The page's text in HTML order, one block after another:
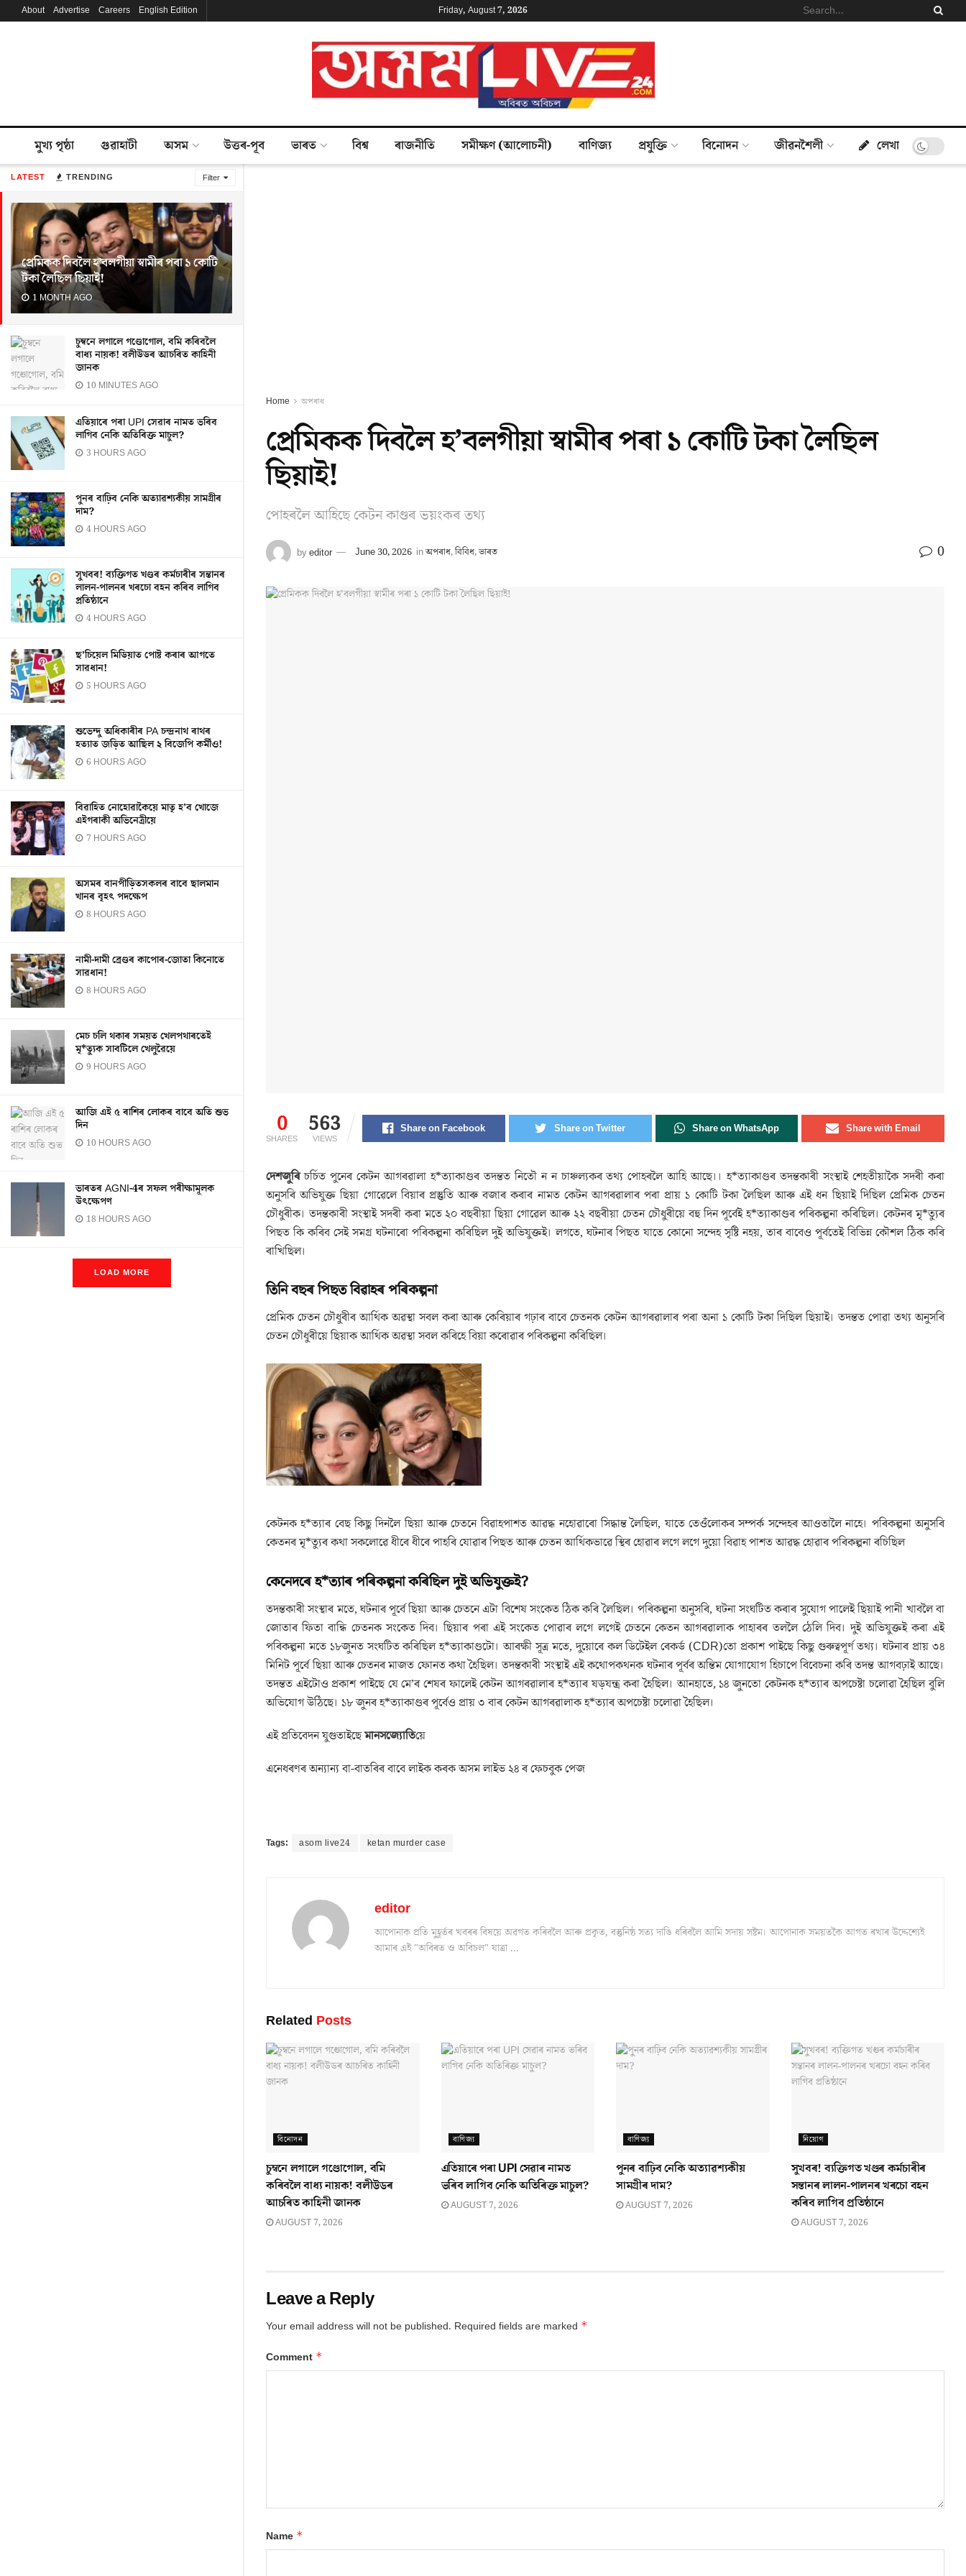
LATEST TRENDING Filter
প্ৰেমিকক দিবলৈ হ’বলগীয়া স্বামীৰ পৰা ১ কোটি
টকা লৈছিল ছিয়াই!
1 MONTH AGO
চুম্বনে লগালে গণ্ডোগোল, বমি কৰিবলৈ
বাধ্য নায়ক! বলীউডৰ আচৰিত কাহিনী
জানক
10 MINUTES AGO
এতিয়াৰে পৰা UPI সেৱাৰ নামত ভৰিব
লাগিব নেকি অতিৰিক্ত মাচুল?
3 HOURS AGO
পুনৰ বাঢ়িব নেকি অত্যাৱশ্যকীয় সামগ্ৰীৰ
দাম?
4 HOURS AGO
সুখবৰ! ব্যক্তিগত খণ্ডৰ কৰ্মচাৰীৰ সন্তানৰ
লালন-পালনৰ খৰচো বহন কৰিব লাগিব
প্ৰতিষ্ঠানে
4 HOURS AGO
ছ’চিয়েল মিডিয়াত পোষ্ট কৰাৰ আগতে
সাৱধান!
5 HOURS AGO
শুভেন্দু অধিকাৰীৰ PA চন্দ্ৰনাথ ৰাথৰ
হত্যাত জড়িত আছিল ২ বিজেপি কৰ্মীও!
6 HOURS AGO
বিৱাহিত নোহোৱাকৈয়ে মাতৃ হ’ব খোজে
এইগৰাকী অভিনেত্ৰীয়ে
7 HOURS AGO
অসমৰ বানপীড়িতসকলৰ বাবে ছালমান
খানৰ বৃহৎ পদক্ষেপ
8 HOURS AGO
নামী-দামী ব্ৰেণ্ডৰ কাপোৰ-জোতা কিনোতে
সাৱধান!
8 HOURS AGO
মেচ চলি থকাৰ সময়ত খেলপথাৰতেই
মৃ*ত্যুক সাবটিলে খেলুৱৈয়ে
9 HOURS AGO
আজি এই ৫ ৰাশিৰ লোকৰ বাবে অতি শুভ
দিন
10 HOURS AGO
ভাৰতৰ AGNI-4ৰ সফল পৰীক্ষামূলক
উৎক্ষেপণ
18 HOURS AGO
LOAD MORE
About Advertise Careers English Edition Friday, August 7, 2026
মুখ্য পৃষ্ঠা গুৱাহাটী অসম উত্তৰ-পূব ভাৰত বিশ্ব ৰাজনীতি সমীক্ষণ (আলোচনী) বাণিজ্য প্ৰযুক্তি বিনোদন জীৱনশৈলী লেখা
Home অপৰাধ
প্ৰেমিকক দিবলৈ হ’বলগীয়া স্বামীৰ পৰা ১ কোটি টকা লৈছিল
ছিয়াই!
পোহৰলৈ আহিছে কেটন কাণ্ডৰ ভয়ংকৰ তথ্য
byeditor June 30, 2026 inঅপৰাধ,বিবিধ,ভাৰত 0
0
SHARES
563
VIEWS
Share on Facebook Share on Twitter Share on WhatsApp Share with Email
দেশজুৰিচৰ্চিত পুনেৰ কেটন আগৰৱালা হ*ত্যাকাণ্ডৰ তদন্তত নিতৌ ন ন চাঞ্চল্যকৰ তথ্য পোহৰলৈ আহি আছে।। হ*ত্যাকাণ্ডৰ তদন্তকাৰী সংস্থাই শেহতীয়াকৈ সদৰী কৰা
অনুসৰি অভিযুক্ত ছিয়া গোৱেলে বিয়াৰ প্ৰস্তুতি আৰু বজাৰ কৰাৰ নামত কেটন আগৰৱালাৰ পৰা প্ৰায় ১ কোটি টকা লৈছিল আৰু এই ধন ছিয়াই দিছিল প্ৰেমিক চেতন
চৌধুৰীক। তদন্তকাৰী সংস্থাই সদৰী কৰা মতে ২০ বছৰীয়া ছিয়া গোৱেল আৰু ২২ বছৰীয়া চেতন চৌধুৰীয়ে বহু দিন পূৰ্বেই হ*ত্যাকাণ্ডৰ পৰিকল্পনা কৰিছিল। কেটনৰ মৃ*ত্যুৰ
পিছত কি কৰিব সেই সমগ্ৰ ঘটনাৰো পৰিকল্পনা কৰিছিল দুই অভিযুক্তই। লগতে, ঘটনাৰ পিছত যাতে কোনো সন্দেহ সৃষ্টি নহয়, তাৰ বাবেও পূৰ্বতেই বিভিন্ন কৌশল ঠিক কৰি
ৰাখিছিল।
তিনি বছৰ পিছত বিৱাহৰ পৰিকল্পনা
প্ৰেমিক চেতন চৌধুৰীৰ আৰ্থিক অৱস্থা সবল কৰা আৰু কেৰিয়াৰ গঢ়াৰ বাবে চেতনক কেটন আগৰৱালাৰ পৰা অনা ১ কোটি টকা দিছিল ছিয়াই। তদন্তত পোৱা তথ্য অনুসৰি
চেতন চৌধুৰীয়ে ছিয়াক আৰ্থিক অৱস্থা সবল কৰিহে বিয়া কৰোৱাৰ পৰিকল্পনা কৰিছিল।
কেটনক হ*ত্যাৰ বেছ কিছু দিনলৈ ছিয়া আৰু চেতনে বিৱাহপাশত আৱদ্ধ নহোৱাৰো সিদ্ধান্ত লৈছিল, যাতে তেওঁলোকৰ সম্পৰ্ক সন্দেহৰ আওতালৈ নাহে। পৰিকল্পনা অনুসৰি
কেতনৰ মৃ*ত্যুৰ কথা সকলোৱে ধীৰে ধীৰে পাহৰি যোৱাৰ পিছত আৰু চেতন আৰ্থিকভাৱে স্থিৰ হোৱাৰ লগে লগে দুয়ো বিৱাহ পাশত আৱদ্ধ হোৱাৰ পৰিকল্পনা ৰচিছিল
কেনেদৰে হ*ত্যাৰ পৰিকল্পনা কৰিছিল দুই অভিযুক্তই?
তদন্তকাৰী সংস্থাৰ মতে, ঘটনাৰ পূৰ্বে ছিয়া আৰু চেতনে এটা বিশেষ সংকেত ঠিক কৰি লৈছিল। পৰিকল্পনা অনুসৰি, ঘটনা সংঘটিত কৰাৰ সুযোগ পালেই ছিয়াই পানী খাবলৈ বা
জোতাৰ ফিতা বান্ধি চেতনক সংকেত দিব। ছিয়াৰ পৰা এই সংকেত পোৱাৰ লগে লগেই চেতনে কেতন আগৰৱালাক পাহাৰৰ তললৈ ঠেলি দিব। দুই অভিযুক্তই কৰা এই
পৰিকল্পনা মতে ১৮জুনত সংঘটিত কৰিছিল হ*ত্যাকাণ্ডটো। আৰক্ষী সূত্ৰ মতে, দুয়োৰে কল ডিটেইল ৰেকৰ্ড (CDR)তো প্ৰকাশ পাইছে কিছু গুৰুত্বপূৰ্ণ তথ্য। ঘটনাৰ প্ৰায় ৩৪
মিনিট পূৰ্বে ছিয়া আৰু চেতনৰ মাজত ফোনত কথা হৈছিল। তদন্তকাৰী সংস্থাই এই কথোপকথনক ঘটনাৰ পূৰ্বৰ অন্তিম যোগাযোগ হিচাপে বিবেচনা কৰি তদন্ত আগবঢ়াই আছে।
তদন্তত এইটোও প্ৰকাশ পাইছে যে মে’ৰ শেষৰ ফালেই কেটন আগৰৱালাৰ হ*ত্যাৰ ষড়যন্ত্ৰ কৰা হৈছিল। আনহাতে, ১৪ জুনতো কেটনক হ*ত্যাৰ অপচেষ্টা চলোৱা হৈছিল বুলি
অভিযোগ উঠিছে। ১৮ জুনৰ হ*ত্যাকাণ্ডৰ পূৰ্বেও প্ৰায় ৩ বাৰ কেটন আগৰৱালাক হ*ত্যাৰ অপচেষ্টা চলোৱা হৈছিল।
এই প্ৰতিবেদন যুগুতাইছেমানসজ্যোতিয়ে
এনেধৰণৰ অন্যান্য বা-বাতৰিৰ বাবে লাইক কৰক অসম লাইভ ২৪ ৰ ফেচবুক পেজ
Tags: asom live24 ketan murder case
editor
আপোনাক প্ৰতি মুহূৰ্তৰ খবৰৰ বিষয়ে অৱগত কৰিবলৈ আৰু প্ৰকৃত, বস্তুনিষ্ঠ সত্য দাঙি ধৰিবলৈ আমি সদায় সষ্টম। আপোনাক সময়তকৈ আগত ৰখাৰ উদ্দেশ্যেই
আমাৰ এই "অবিৰত ও অবিচল" যাত্ৰা ...
Related Posts
বিনোদন
চুম্বনে লগালে গণ্ডোগোল, বমি
কৰিবলৈ বাধ্য নায়ক! বলীউডৰ
আচৰিত কাহিনী জানক
AUGUST 7, 2026
বাণিজ্য
এতিয়াৰে পৰা UPI সেৱাৰ নামত
ভৰিব লাগিব নেকি অতিৰিক্ত মাচুল?
AUGUST 7, 2026
বাণিজ্য
পুনৰ বাঢ়িব নেকি অত্যাৱশ্যকীয়
সামগ্ৰীৰ দাম?
AUGUST 7, 2026
নিয়োগ
সুখবৰ! ব্যক্তিগত খণ্ডৰ কৰ্মচাৰীৰ
সন্তানৰ লালন-পালনৰ খৰচো বহন
কৰিব লাগিব প্ৰতিষ্ঠানে
AUGUST 7, 2026
Leave a Reply
Your email address will not be published. Required fields are marked *
Comment *
Name *